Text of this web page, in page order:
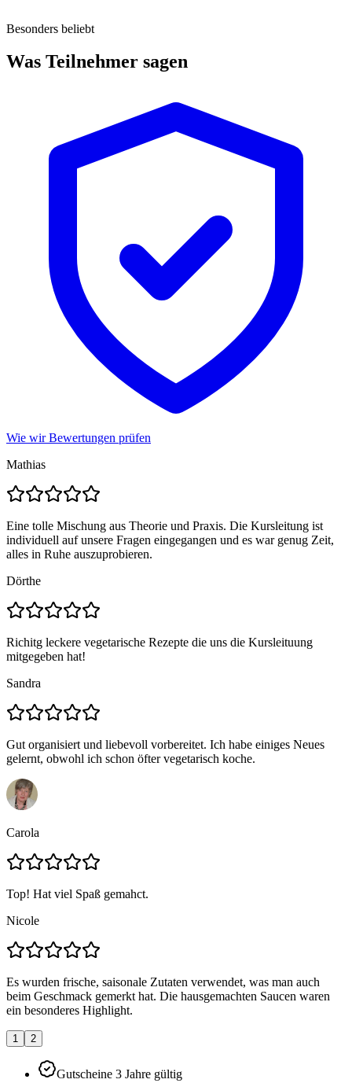
Besonders beliebt
Was Teilnehmer sagen
Wie wir Bewertungen prüfen
Mathias
Eine tolle Mischung aus Theorie und Praxis. Die Kursleitung ist
individuell auf unsere Fragen eingegangen und es war genug Zeit,
alles in Ruhe auszuprobieren.
Dörthe
Richitg leckere vegetarische Rezepte die uns die Kursleituung
mitgegeben hat!
Sandra
Gut organisiert und liebevoll vorbereitet. Ich habe einiges Neues
gelernt, obwohl ich schon öfter vegetarisch koche.
Carola
Top! Hat viel Spaß gemahct.
Nicole
Es wurden frische, saisonale Zutaten verwendet, was man auch
beim Geschmack gemerkt hat. Die hausgemachten Saucen waren
ein besonderes Highlight.
1 2
Gutscheine 3 Jahre gültig